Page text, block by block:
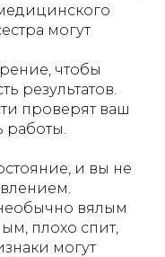
могут
чтобы
результатов.
проверят ваш
работы.
и вы не
вялым
плохо спит,
могут